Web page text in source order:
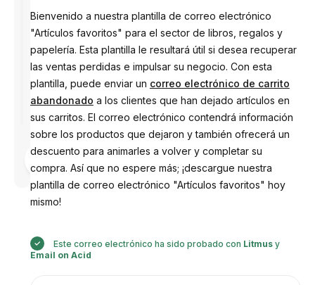
Diseñado
Anastasiia
Bienvenido a nuestra plantilla de correo electrónico
"Artículos favoritos" para el sector de libros, regalos y
papelería. Esta plantilla le resultará útil si desea recuperar
las ventas perdidas e impulsar su negocio. Con esta
plantilla, puede enviar un correo electrónico de carrito
abandonado a los clientes que han dejado artículos en
sus carritos. El correo electrónico contendrá información
sobre los productos que dejaron y también ofrecerá un
descuento para animarles a volver y completar su
compra. Así que no espere más; ¡descargue nuestra
plantilla de correo electrónico "Artículos favoritos" hoy
mismo!
Este correo electrónico ha sido probado con Litmusy
Email on Acid